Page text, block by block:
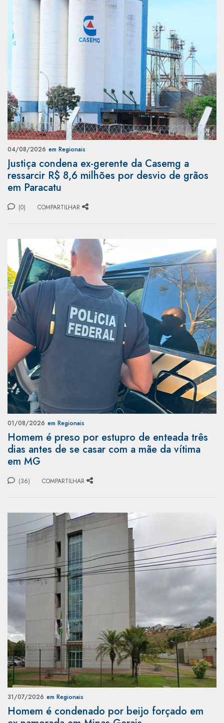
04/08/2026 em Regionais
Justiça condena ex-gerente da Casemg a
ressarcir R$ 8,6 milhões por desvio de grãos
em Paracatu
(0) COMPARTILHAR
01/08/2026 em Regionais
Homem é preso por estupro de enteada três
dias antes de se casar com a mãe da vítima
em MG
(36) COMPARTILHAR
31/07/2026 em Regionais
Homem é condenado por beijo forçado em